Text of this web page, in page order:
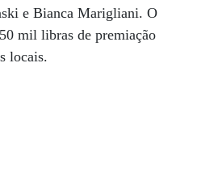
e Bianca Marigliani. O
mil libras de premiação
locais.